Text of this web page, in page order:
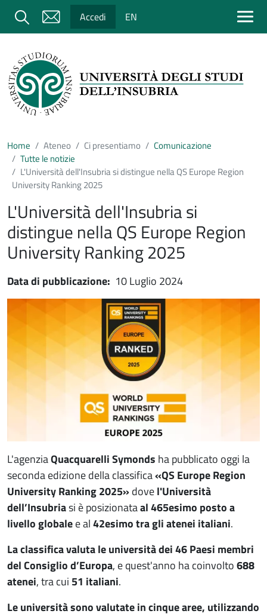
Salta al contenuto principale
Cerca Accedi EN
Home Ateneo Ci presentiamo
Comunicazione
Tutte le notizie
L'Università dell'Insubria si distingue nella QS Europe Region
University Ranking 2025
L'Università dell'Insubria si
distingue nella QS Europe Region
University Ranking 2025
Data di pubblicazione: 10 Luglio 2024
Immagine notizia
Immagine
Paragrafo
L'agenziaQuacquarelli Symonds ha pubblicato oggi la
seconda edizione della classifica«QS Europe Region
University Ranking 2025» dovel'Università
dell’Insubriasi è posizionataal 465esimo posto a
livello globalee al42esimo tra gli atenei italiani.
La classifica valuta le università dei 46 Paesi membri
del Consiglio d’Europa, e quest'anno ha coinvolto688
atenei, tra cui 51 italiani.
Le università sono valutate in cinque aree, utilizzando